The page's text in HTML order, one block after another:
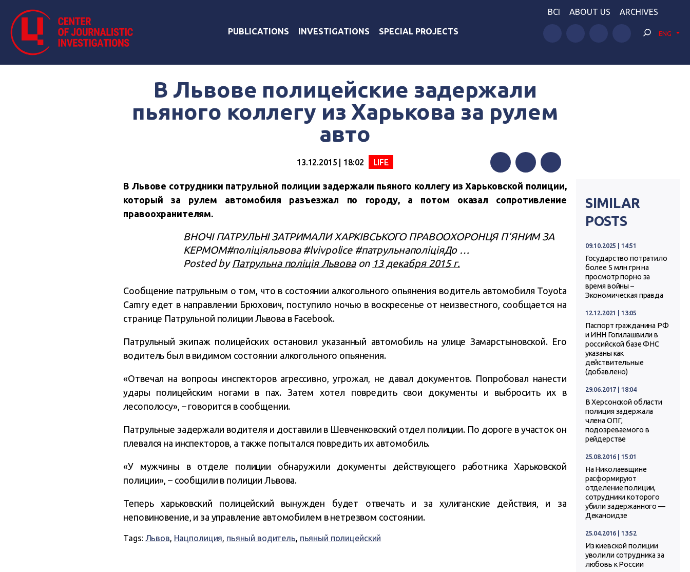
PUBLICATIONS INVESTIGATIONS SPECIAL PROJECTS
BCI ABOUT US ARCHIVES
ENG
В Львове полицейские задержали
пьяного коллегу из Харькова за рулем
авто
13.12.2015 | 18:02 LIFE
FacebookTwitterTelegram
В Львове сотрудники патрульной полиции задержали пьяного коллегу из Харьковской полиции,
который за рулем автомобиля разъезжал по городу, а потом оказал сопротивление
правоохранителям.
ВНОЧІ ПАТРУЛЬНІ ЗАТРИМАЛИ ХАРКІВСЬКОГО ПРАВООХОРОНЦЯ П‘ЯНИМ ЗА
КЕРМОМ#поліціяльвова #lvivpolice #патрульнаполіціяДо …
Posted by Патрульна поліція Львоваon 13 декабря 2015 г.
Сообщение патрульным о том, что в состоянии алкогольного опьянения водитель автомобиля Toyota
Camry едет в направлении Брюхович, поступило ночью в воскресенье от неизвестного, сообщается на
странице Патрульной полиции Львова в Facebook.
Патрульный экипаж полицейских остановил указанный автомобиль на улице Замарстыновской. Его
водитель был в видимом состоянии алкогольного опьянения.
«Отвечал на вопросы инспекторов агрессивно, угрожал, не давал документов. Попробовал нанести
удары полицейским ногами в пах. Затем хотел повредить свои документы и выбросить их в
лесополосу», – говорится в сообщении.
Патрульные задержали водителя и доставили в Шевченковский отдел полиции. По дороге в участок он
плевался на инспекторов, а также попытался повредить их автомобиль.
«У мужчины в отделе полиции обнаружили документы действующего работника Харьковской
полиции», – сообщили в полиции Львова.
Теперь харьковский полицейский вынужден будет отвечать и за хулиганские действия, и за
неповиновение, и за управление автомобилем в нетрезвом состоянии.
Tags: Львов, Нацполиция, пьяный водитель, пьяный полицейский
SIMILAR
POSTS
09.10.2025 | 14:51
Государство потратило
более 5 млн грн на
просмотр порно за
время войны –
Экономическая правда
12.12.2021 | 13:05
Паспорт гражданина РФ
и ИНН Гогилашвили в
российской базе ФНС
указаны как
действительные
(добавлено)
29.06.2017 | 18:04
В Херсонской области
полиция задержала
члена ОПГ,
подозреваемого в
рейдерстве
25.08.2016 | 15:01
На Николаевщине
расформируют
отделение полиции,
сотрудники которого
убили задержанного —
Деканоидзе
25.04.2016 | 13:52
Из киевской полиции
уволили сотрудника за
любовь к России